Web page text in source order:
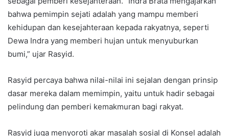
bahwa pemimpin sejati adalah yang mampu memberi
kehidupan dan kesejahteraan kepada rakyatnya, seperti
Dewa Indra yang memberi hujan untuk menyuburkan
bumi,” ujar Rasyid.
Rasyid percaya bahwa nilai-nilai ini sejalan dengan prinsip
dasar mereka dalam memimpin, yaitu untuk hadir sebagai
pelindung dan pemberi kemakmuran bagi rakyat.
Rasyid juga menyoroti akar masalah sosial di Konsel adalah